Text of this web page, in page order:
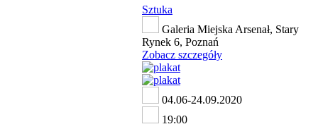
Sztuka
Galeria Miejska Arsenał, Stary
Rynek 6, Poznań
Zobacz szczegóły
04.06-24.09.2020
19:00